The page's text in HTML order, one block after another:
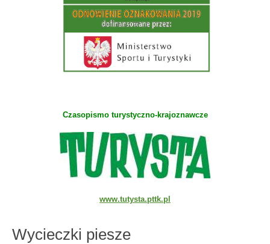
Czasopismo turystyczno-krajoznawcze
www.tutysta.pttk.pl
Wycieczki piesze